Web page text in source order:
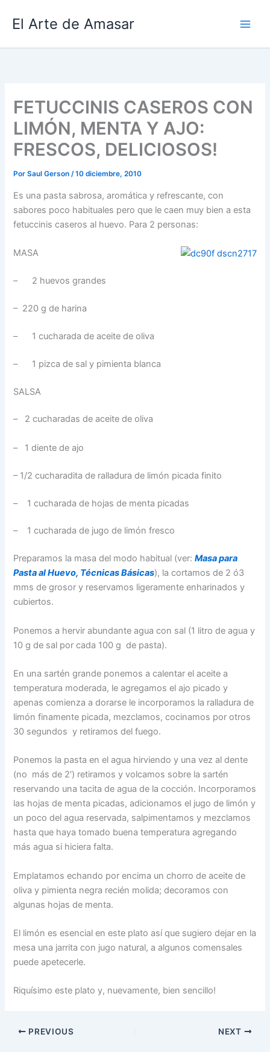
El Arte de Amasar
FETUCCINIS CASEROS CON
LIMÓN, MENTA Y AJO:
FRESCOS, DELICIOSOS!
PorSaul Gerson/10 diciembre, 2010
Es una pasta sabrosa, aromática y refrescante, con
sabores poco habituales pero que le caen muy bien a esta
fetuccinis caseros al huevo. Para 2 personas:
MASA
– 2 huevos grandes
– 220 g de harina
– 1 cucharada de aceite de oliva
– 1 pizca de sal y pimienta blanca
SALSA
– 2 cucharadas de aceite de oliva
– 1 diente de ajo
– 1/2 cucharadita de ralladura de limón picada finito
– 1 cucharada de hojas de menta picadas
– 1 cucharada de jugo de limón fresco
Preparamos la masa del modo habitual (ver:Masa para
Pasta al Huevo, Técnicas Básicas), la cortamos de 2 ó3
mms de grosor y reservamos ligeramente enharinados y
cubiertos.
Ponemos a hervir abundante agua con sal (1 litro de agua y
10 g de sal por cada 100 g de pasta).
En una sartén grande ponemos a calentar el aceite a
temperatura moderada, le agregamos el ajo picado y
apenas comienza a dorarse le incorporamos la ralladura de
limón finamente picada, mezclamos, cocinamos por otros
30 segundos y retiramos del fuego.
Ponemos la pasta en el agua hirviendo y una vez al dente
(no más de 2′) retiramos y volcamos sobre la sartén
reservando una tacita de agua de la cocción. Incorporamos
las hojas de menta picadas, adicionamos el jugo de limón y
un poco del agua reservada, salpimentamos y mezclamos
hasta que haya tomado buena temperatura agregando
más agua si hiciera falta.
Emplatamos echando por encima un chorro de aceite de
oliva y pimienta negra recién molida; decoramos con
algunas hojas de menta.
El limón es esencial en este plato así que sugiero dejar en la
mesa una jarrita con jugo natural, a algunos comensales
puede apetecerle.
Riquísimo este plato y, nuevamente, bien sencillo!
PREVIOUS NEXT